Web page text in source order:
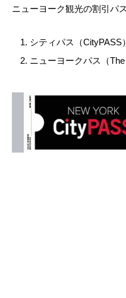
ニューヨーク観光の割引パ
シティパス（CityPASS）
ニューヨークパス（The